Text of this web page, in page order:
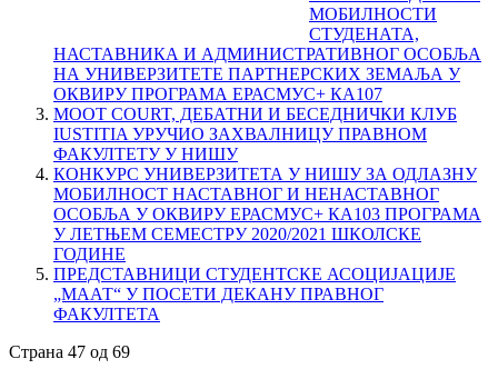
МОБИЛНОСТИ
СТУДЕНАТА,
НАСТАВНИКА И АДМИНИСТРАТИВНОГ ОСОБЉА
НА УНИВЕРЗИТЕТЕ ПАРТНЕРСКИХ ЗЕМАЉА У
ОКВИРУ ПРОГРАМА ЕРАСМУС+ КА107
MOOT COURT, ДЕБАТНИ И БЕСЕДНИЧКИ КЛУБ
IUSTITIA УРУЧИО ЗАХВАЛНИЦУ ПРАВНОМ
ФАКУЛТЕТУ У НИШУ
КОНКУРС УНИВЕРЗИТЕТА У НИШУ ЗА ОДЛАЗНУ
МОБИЛНОСТ НАСТАВНОГ И НЕНАСТАВНОГ
ОСОБЉА У ОКВИРУ ЕРАСМУС+ КА103 ПРОГРАМА
У ЛЕТЊЕМ СЕМЕСТРУ 2020/2021 ШКОЛСКЕ
ГОДИНЕ
ПРЕДСТАВНИЦИ СТУДЕНТСКЕ АСОЦИЈАЦИЈЕ
„МААТ“ У ПОСЕТИ ДЕКАНУ ПРАВНОГ
ФАКУЛТЕТА
Страна 47 од 69